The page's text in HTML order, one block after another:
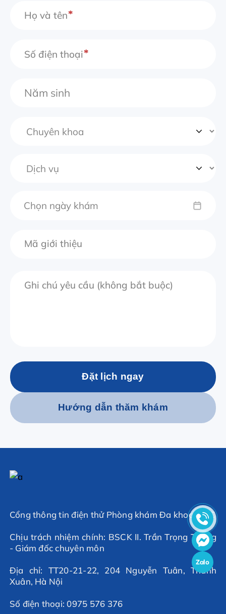
Họ và tên
Số điện thoại
Chọn ngày khám
Đặt lịch ngay
Hướng dẫn thăm khám
Cổng thông tin điện thử Phòng khám Đa khoa MSC
Chịu trách nhiệm chính: BSCK II. Trần Trọng Thắng
- Giám đốc chuyên môn
Địa chỉ: TT20-21-22, 204 Nguyễn Tuân, Thanh
Xuân, Hà Nội
Số điện thoại: 0975 576 376
Zalo